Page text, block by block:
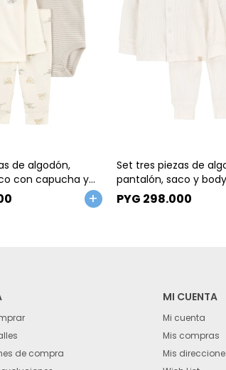
de algodón,
con capucha y
Set tres piezas de
pantalón, saco y body
PYG 298.000
de compra
MI CUENTA
Mi cuenta
Mis compras
Mis